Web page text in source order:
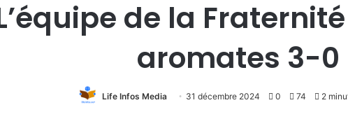
de la
aromates 3-0
Life Infos Media 31 décembre 2024 0 74 2